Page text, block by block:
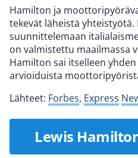
Hamilton ja
tekevät läheistä
suunnittelemaan
on valmistettu maailmassa
Hamilton sai itselleen
arvioiduista
Lähteet: Forbes, Express
Lewis